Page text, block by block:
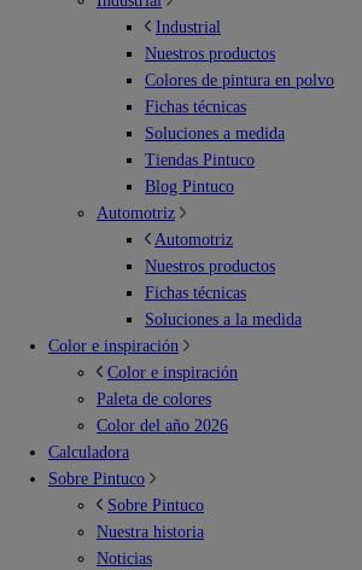
Industrial
Nuestros productos
Colores de pintura en polvo
Fichas técnicas
Soluciones a medida
Tiendas Pintuco
Blog Pintuco
Automotriz
Automotriz
Nuestros productos
Fichas técnicas
Soluciones a la medida
Color e inspiración
Color e inspiración
Paleta de colores
Color del año 2026
Calculadora
Sobre Pintuco
Sobre Pintuco
Nuestra historia
Noticias